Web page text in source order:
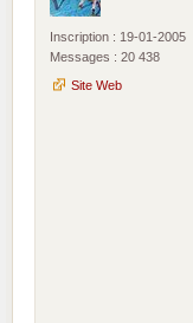
Inscription : 19-01-2005
Messages : 20 438
Site Web